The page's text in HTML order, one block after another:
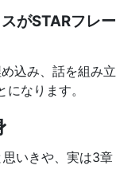
がSTARフレー
込み、話を組み立
なります。
いきや、実は3章